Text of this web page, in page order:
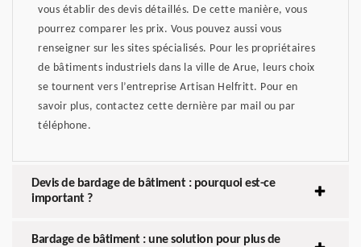
vous établir des devis détaillés. De cette manière, vous
pourrez comparer les prix. Vous pouvez aussi vous
renseigner sur les sites spécialisés. Pour les propriétaires
de bâtiments industriels dans la ville de Arue, leurs choix
se tournent vers l’entreprise Artisan Helfritt. Pour en
savoir plus, contactez cette dernière par mail ou par
téléphone.
Devis de bardage de bâtiment : pourquoi est-ce
important ?
Bardage de bâtiment : une solution pour plus de